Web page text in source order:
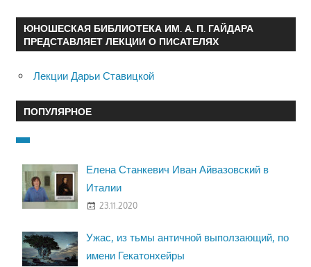
ЮНОШЕСКАЯ БИБЛИОТЕКА ИМ. А. П. ГАЙДАРА
ПРЕДСТАВЛЯЕТ ЛЕКЦИИ О ПИСАТЕЛЯХ
Лекции Дарьи Ставицкой
ПОПУЛЯРНОЕ
Елена Станкевич Иван Айвазовский в
Италии
23.11.2020
Ужас, из тьмы античной выползающий, по
имени Гекатонхейры